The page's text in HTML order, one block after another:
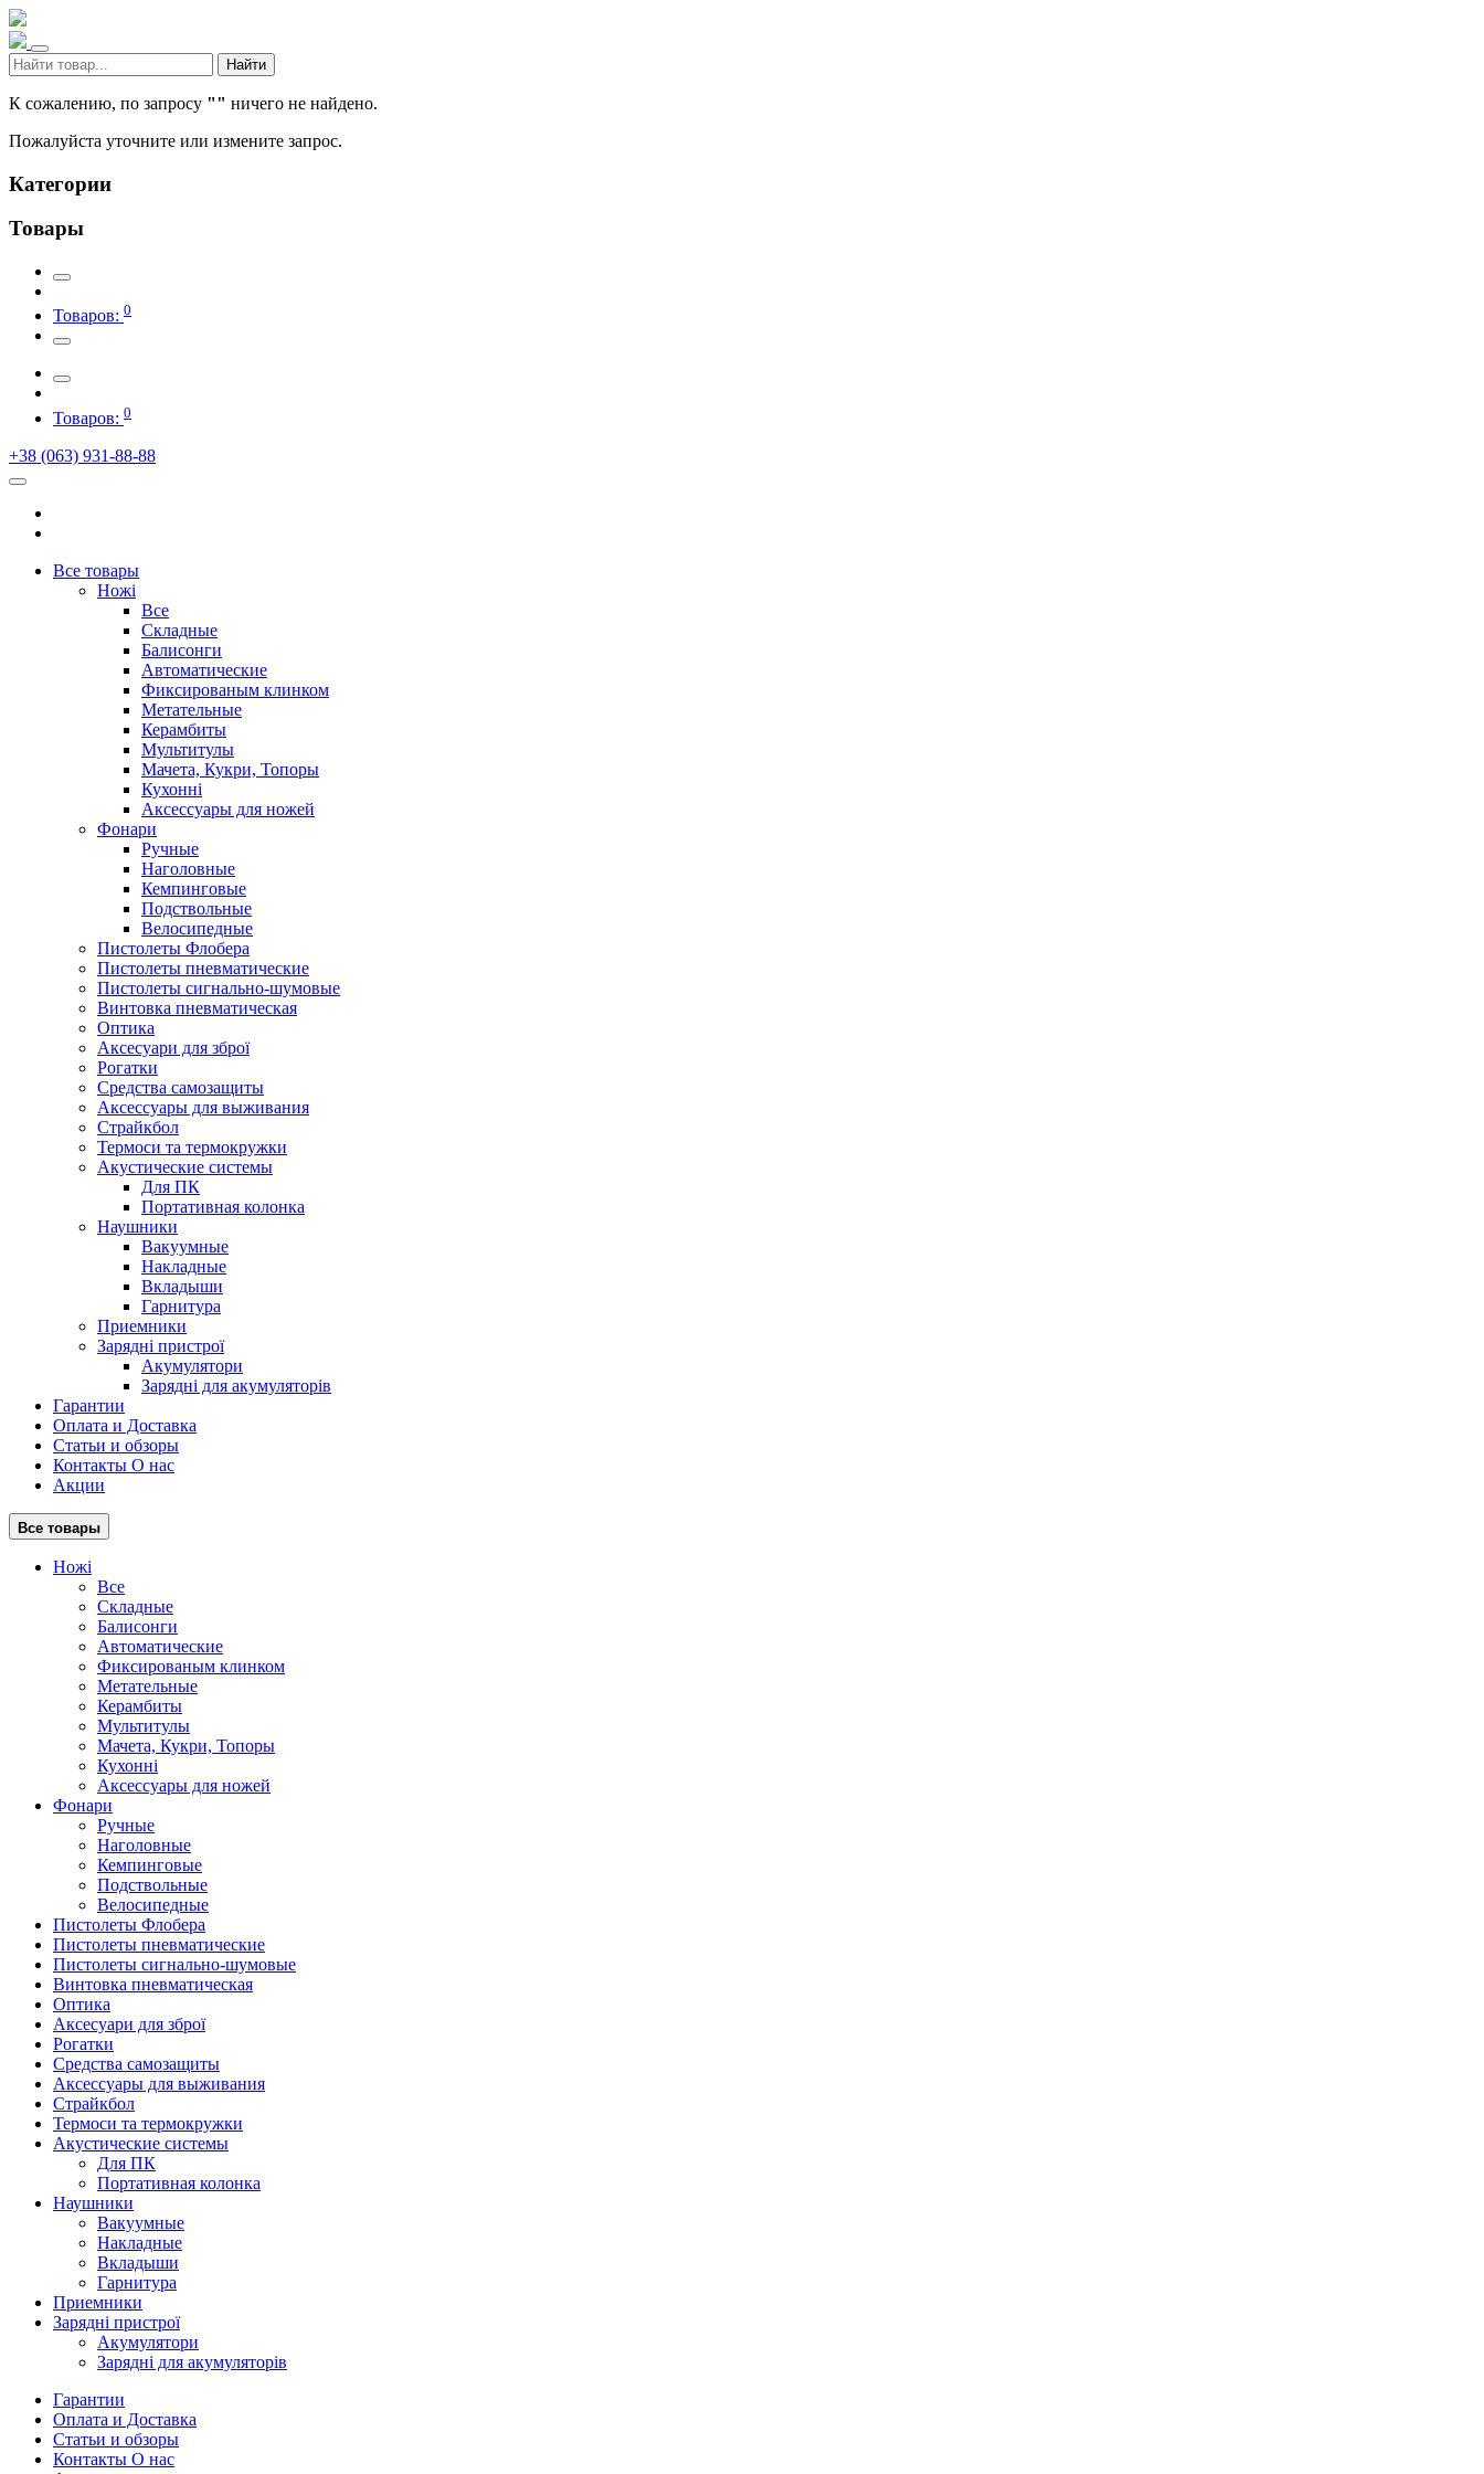
Найти
К сожалению, по запросу "" ничего не найдено.
Пожалуйста уточните или измените запрос.
Категории
Товары
Товаров: 0
Товаров: 0
+38 (063) 931-88-88
Все товары
Ножі
Все
Складные
Балисонги
Автоматические
Фиксированым клинком
Метательные
Керамбиты
Мультитулы
Мачета, Кукри, Топоры
Кухонні
Аксессуары для ножей
Фонари
Ручные
Наголовные
Кемпинговые
Подствольные
Велосипедные
Пистолеты Флобера
Пистолеты пневматические
Пистолеты сигнально-шумовые
Винтовка пневматическая
Оптика
Аксесуари для зброї
Рогатки
Средства самозащиты
Аксессуары для выживания
Страйкбол
Термоси та термокружки
Акустические системы
Для ПК
Портативная колонка
Наушники
Вакуумные
Накладные
Вкладыши
Гарнитура
Приемники
Зарядні пристрої
Акумулятори
Зарядні для акумуляторів
Гарантии
Оплата и Доставка
Статьи и обзоры
Контакты О нас
Акции
Все товары
Ножі
Все
Складные
Балисонги
Автоматические
Фиксированым клинком
Метательные
Керамбиты
Мультитулы
Мачета, Кукри, Топоры
Кухонні
Аксессуары для ножей
Фонари
Ручные
Наголовные
Кемпинговые
Подствольные
Велосипедные
Пистолеты Флобера
Пистолеты пневматические
Пистолеты сигнально-шумовые
Винтовка пневматическая
Оптика
Аксесуари для зброї
Рогатки
Средства самозащиты
Аксессуары для выживания
Страйкбол
Термоси та термокружки
Акустические системы
Для ПК
Портативная колонка
Наушники
Вакуумные
Накладные
Вкладыши
Гарнитура
Приемники
Зарядні пристрої
Акумулятори
Зарядні для акумуляторів
Гарантии
Оплата и Доставка
Статьи и обзоры
Контакты О нас